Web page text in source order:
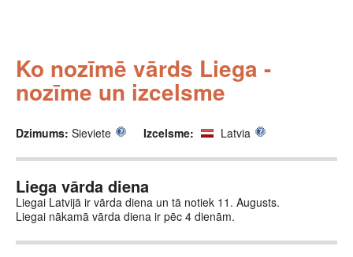
Ko nozīmē vārds Liega -
nozīme un izcelsme
Dzimums: Sieviete Izcelsme: Latvia
Liega vārda diena
Liegai Latvijā ir vārda diena un tā notiek 11. Augusts.
Liegai nākamā vārda diena ir pēc 4 dienām.